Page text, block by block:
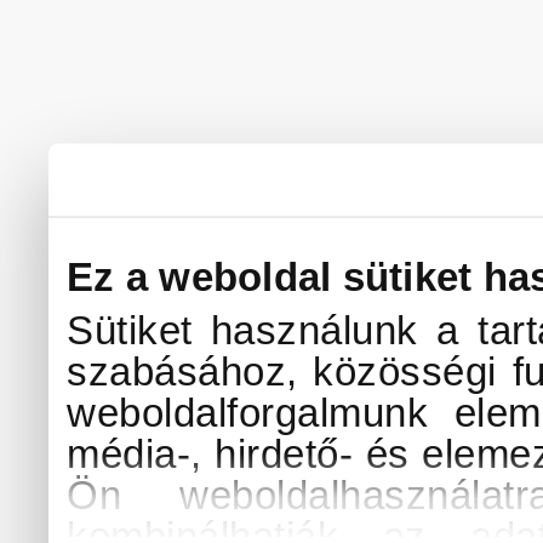
Ez a weboldal sütiket
Sütiket használunk a
szabásához, közösségi
weboldalforgalmunk
média-, hirdető- és
Ön